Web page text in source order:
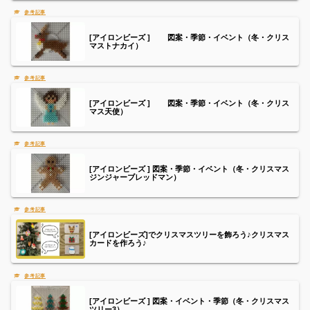
[アイロンビーズ ] 図案・季節・イベント（冬・クリス
マストナカイ）
[アイロンビーズ ] 図案・季節・イベント（冬・クリス
マス天使）
[アイロンビーズ ] 図案・季節・イベント（冬・クリスマス
ジンジャーブレッドマン）
[アイロンビーズ]でクリスマスツリーを飾ろう♪クリスマス
カードを作ろう♪
[アイロンビーズ ] 図案・イベント・季節（冬・クリスマス